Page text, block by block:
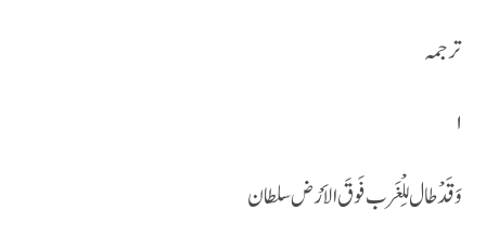
ترجمہ
۱
وَ قَدْ طال لِلْغَرب فَوقَ الا َرْض سلطان